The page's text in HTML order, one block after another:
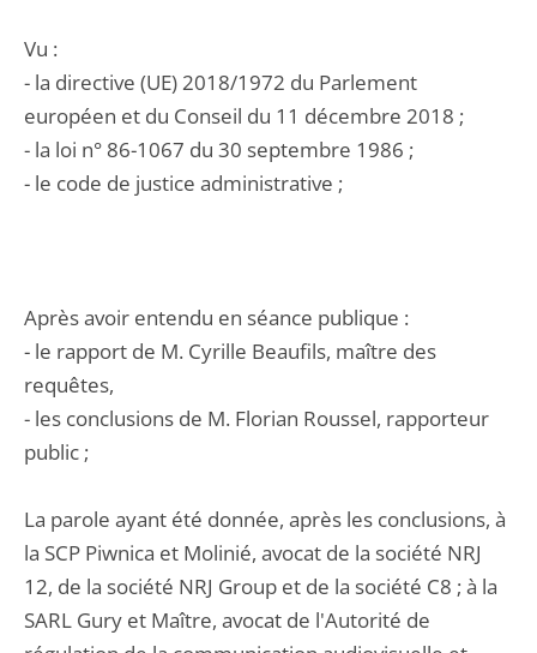
Vu :
- la directive (UE) 2018/1972 du Parlement
européen et du Conseil du 11 décembre 2018 ;
- la loi n° 86-1067 du 30 septembre 1986 ;
- le code de justice administrative ;
Après avoir entendu en séance publique :
- le rapport de M. Cyrille Beaufils, maître des
requêtes,
- les conclusions de M. Florian Roussel, rapporteur
public ;
La parole ayant été donnée, après les conclusions, à
la SCP Piwnica et Molinié, avocat de la société NRJ
12, de la société NRJ Group et de la société C8 ; à la
SARL Gury et Maître, avocat de l'Autorité de